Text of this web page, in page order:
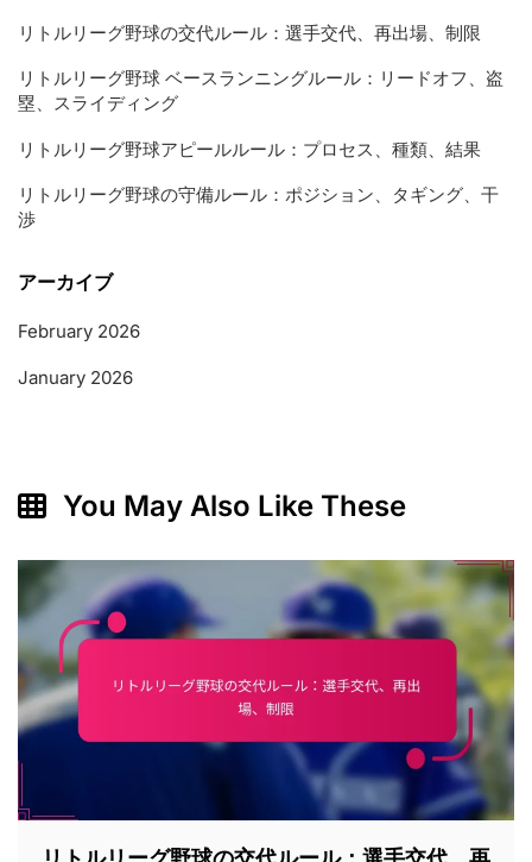
リトルリーグ野球の交代ルール：選手交代、再出場、制限
リトルリーグ野球 ベースランニングルール：リードオフ、盗
塁、スライディング
リトルリーグ野球アピールルール：プロセス、種類、結果
リトルリーグ野球の守備ルール：ポジション、タギング、干
渉
アーカイブ
February 2026
January 2026
You May Also Like These